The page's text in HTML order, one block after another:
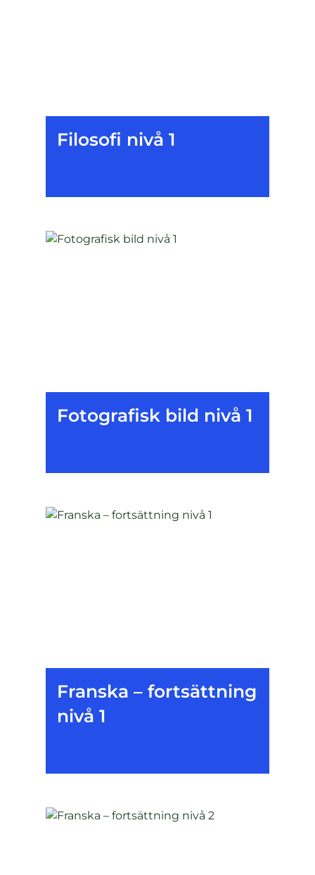
Filosofi nivå 1
Fotografisk bild nivå 1
Franska – fortsättning
nivå 1